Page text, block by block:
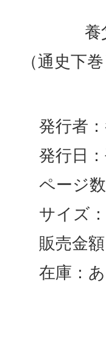
養
（
発行者：
発行日：
ページ数
サイズ
販売金
在庫：あ